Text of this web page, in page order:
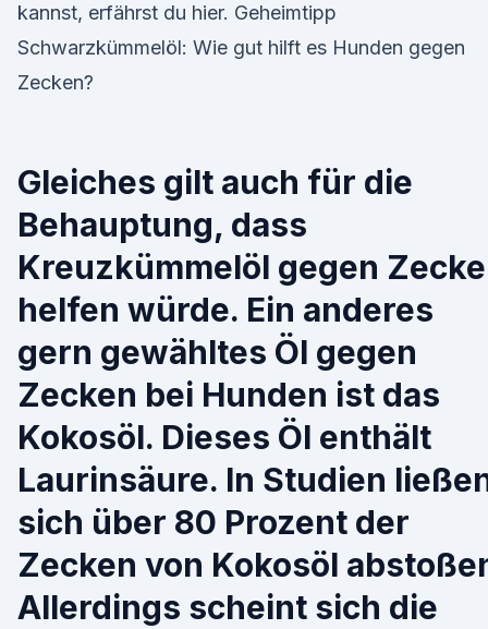
kannst, erfährst du hier. Geheimtipp
Schwarzkümmelöl: Wie gut hilft es Hunden gegen
Zecken?
Gleiches gilt auch für die
Behauptung, dass
Kreuzkümmelöl gegen
helfen würde. Ein anderes
gern gewähltes Öl gegen
Zecken bei Hunden ist das
Kokosöl. Dieses Öl enthält
Laurinsäure. In Studien
sich über 80 Prozent der
Zecken von Kokosöl
Allerdings scheint sich die